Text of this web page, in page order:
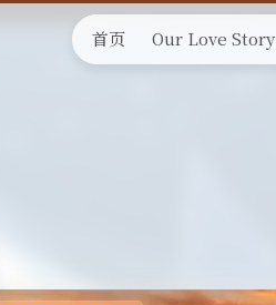
首页 Our Love Story